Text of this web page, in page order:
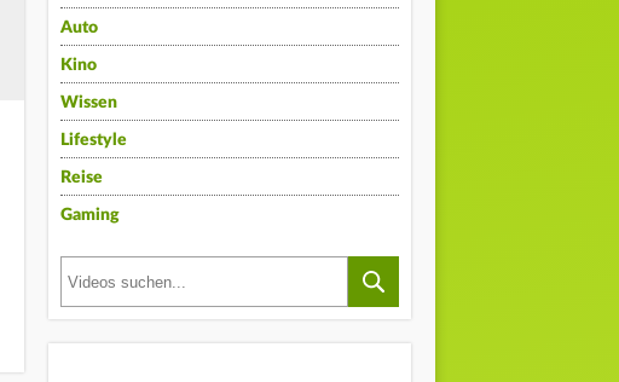
Auto
Kino
Wissen
Lifestyle
Reise
Gaming